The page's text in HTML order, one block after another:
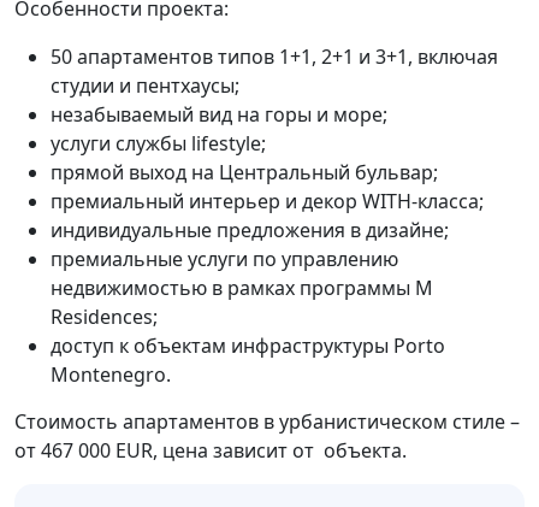
Особенности проекта:
50 апартаментов типов 1+1, 2+1 и 3+1, включая
студии и пентхаусы;
незабываемый вид на горы и море;
услуги службы lifestyle;
прямой выход на Центральный бульвар;
премиальный интерьер и декор WITH-класса;
индивидуальные предложения в дизайне;
премиальные услуги по управлению
недвижимостью в рамках программы M
Residences;
доступ к объектам инфраструктуры Porto
Montenegro.
Стоимость апартаментов в урбанистическом стиле –
от 467 000 EUR, цена зависит от объекта.